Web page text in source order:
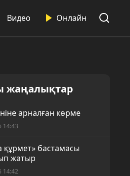
Видео Онлайн
жаңалықтар
арналған көрме
14:43
құрмет» бастамасы
жатыр
14:42